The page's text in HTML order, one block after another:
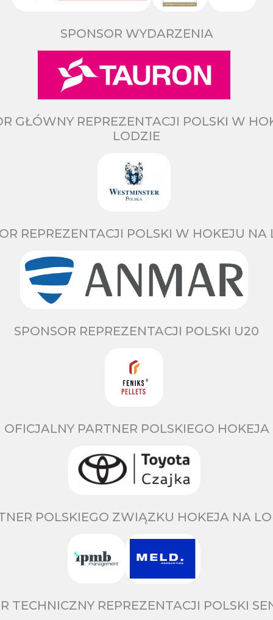
SPONSOR WYDARZENIA
GŁÓWNY REPREZENTACJI POLSKI W
LODZIE
REPREZENTACJI POLSKI W HOKEJU NA
SPONSOR REPREZENTACJI POLSKI U20
OFICJALNY PARTNER POLSKIEGO HOKEJA
POLSKIEGO ZWIĄZKU HOKEJA NA
TECHNICZNY REPREZENTACJI POLSKI